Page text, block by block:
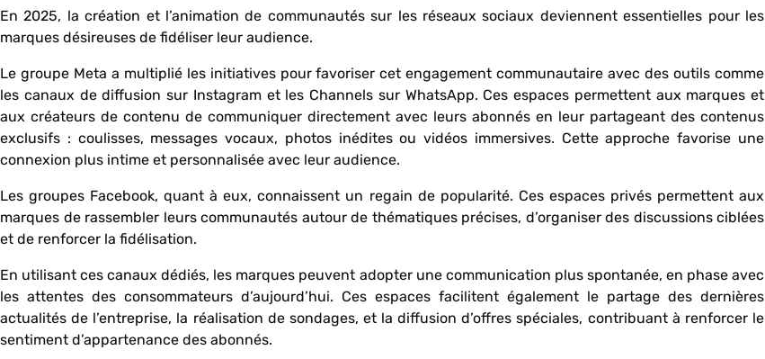
En 2025, la création et l’animation de communautés sur les réseaux sociaux deviennent essentielles pour les
marques désireuses de fidéliser leur audience.
Le groupe Meta a multiplié les initiatives pour favoriser cet engagement communautaire avec des outils comme
les canaux de diffusion sur Instagram et les Channels sur WhatsApp. Ces espaces permettent aux marques et
aux créateurs de contenu de communiquer directement avec leurs abonnés en leur partageant des contenus
exclusifs : coulisses, messages vocaux, photos inédites ou vidéos immersives. Cette approche favorise une
connexion plus intime et personnalisée avec leur audience.
Les groupes Facebook, quant à eux, connaissent un regain de popularité. Ces espaces privés permettent aux
marques de rassembler leurs communautés autour de thématiques précises, d’organiser des discussions ciblées
et de renforcer la fidélisation.
En utilisant ces canaux dédiés, les marques peuvent adopter une communication plus spontanée, en phase avec
les attentes des consommateurs d’aujourd’hui. Ces espaces facilitent également le partage des dernières
actualités de l’entreprise, la réalisation de sondages, et la diffusion d’offres spéciales, contribuant à renforcer le
sentiment d’appartenance des abonnés.